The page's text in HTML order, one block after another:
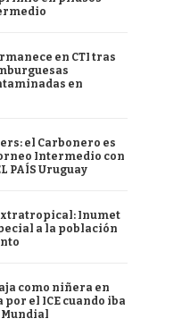
en CTI tras
en
el Carbonero es
Intermedio con
PAÍS Uruguay
Inumet
a la población
como niñera en
por el ICE cuando iba